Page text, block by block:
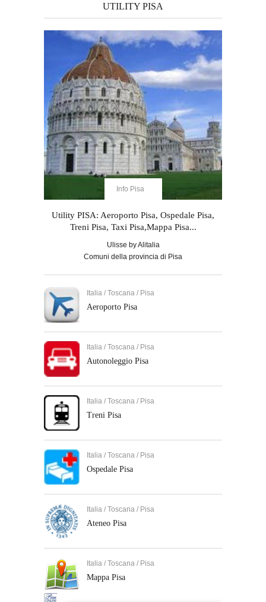
UTILITY PISA
Info Pisa
Utility PISA: Aeroporto Pisa, Ospedale Pisa,
Treni Pisa, Taxi Pisa,Mappa Pisa...
Ulisse by Alitalia
Comuni della provincia di Pisa
Italia / Toscana / Pisa
Aeroporto Pisa
Italia / Toscana / Pisa
Autonoleggio Pisa
Italia / Toscana / Pisa
Treni Pisa
Italia / Toscana / Pisa
Ospedale Pisa
Italia / Toscana / Pisa
Ateneo Pisa
Italia / Toscana / Pisa
Mappa Pisa